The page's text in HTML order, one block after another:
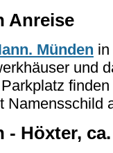
Anreise
Münden in
und
Namensschild
Höxter,